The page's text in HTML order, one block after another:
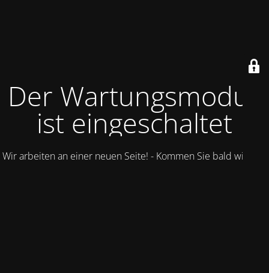
Der Wartungsmodus
ist eingeschaltet
Wir arbeiten an einer neuen Seite! - Kommen Sie bald wieder.